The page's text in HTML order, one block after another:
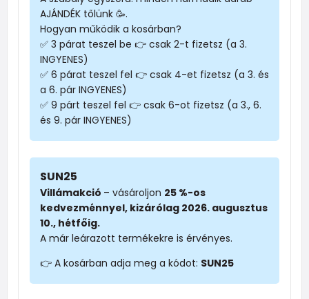
AJÁNDÉK tőlünk 🥳.
Hogyan működik a kosárban?
✅ 3 párat teszel be 👉 csak 2-t fizetsz (a 3.
INGYENES)
✅ 6 párat teszel fel 👉 csak 4-et fizetsz (a 3. és
a 6. pár INGYENES)
✅ 9 párt teszel fel 👉 csak 6-ot fizetsz (a 3., 6.
és 9. pár INGYENES)
SUN25
Villámakció – vásároljon 25 %-os
kedvezménnyel, kizárólag 2026. augusztus
10., hétfőig.
A már leárazott termékekre is érvényes.
👉 A kosárban adja meg a kódot: SUN25